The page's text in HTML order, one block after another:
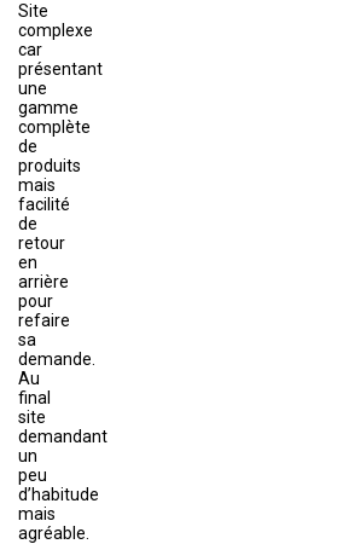
Site
complexe
car
présentant
une
gamme
complète
de
produits
mais
facilité
de
retour
en
arrière
pour
refaire
sa
demande.
Au
final
site
demandant
un
peu
d’habitude
mais
agréable.